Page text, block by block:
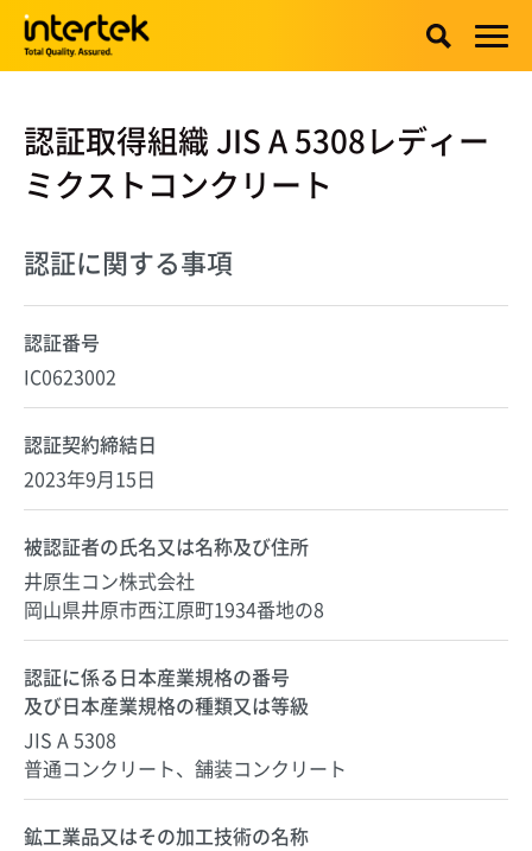
認証取得組織 JIS A 5308レディー
ミクストコンクリート
認証に関する事項
認証番号
IC0623002
認証契約締結日
2023年9月15日
被認証者の氏名又は名称及び住所
井原生コン株式会社
岡山県井原市西江原町1934番地の8
認証に係る日本産業規格の番号
及び日本産業規格の種類又は等級
JIS A 5308
普通コンクリート、舗装コンクリート
鉱工業品又はその加工技術の名称